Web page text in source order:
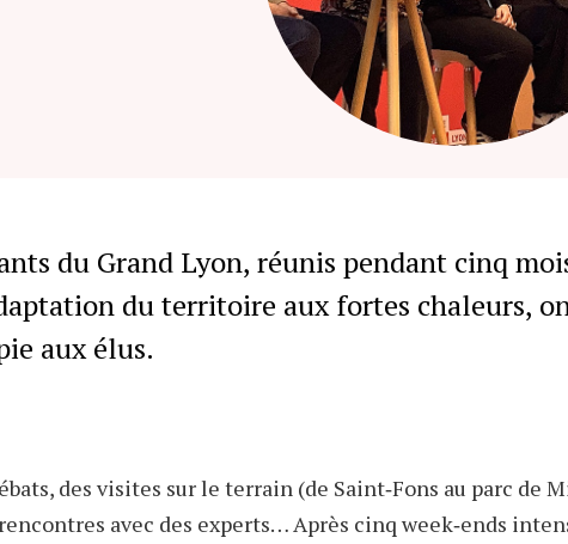
du Grand Lyon, réunis pendant cinq
du territoire aux fortes chaleurs,
aux élus.
des visites sur le terrain (de Saint‐Fons au parc de
avec des experts… Après cinq week‐ends